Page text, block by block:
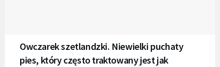
Owczarek szetlandzki. Niewielki puchaty
pies, który często traktowany jest jak